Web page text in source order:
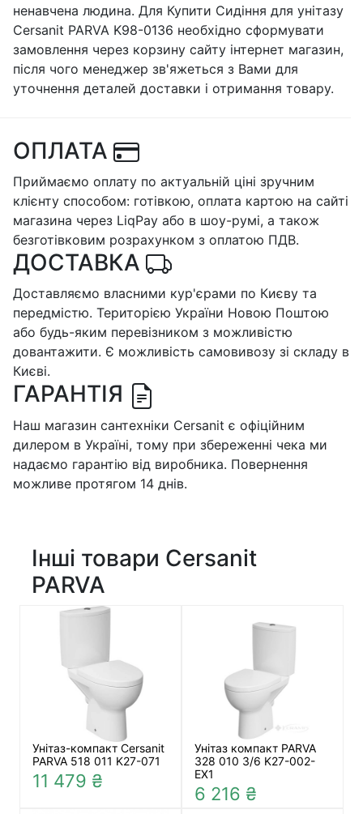
ненавчена людина. Для Купити Сидіння для унітазу
Cersanit PARVA K98-0136 необхідно сформувати
замовлення через корзину сайту інтернет магазин,
після чого менеджер зв'яжеться з Вами для
уточнення деталей доставки і отримання товару.
ОПЛАТА
Приймаємо оплату по актуальній ціні зручним
клієнту способом: готівкою, оплата картою на сайті
магазина через LiqPay або в шоу-румі, а також
безготівковим розрахунком з оплатою ПДВ.
ДОСТАВКА
Доставляємо власними кур'єрами по Києву та
передмістю. Територією України Новою Поштою
або будь-яким перевізником з можливістю
довантажити. Є можливість самовивозу зі складу в
Києві.
ГАРАНТІЯ
Наш магазин сантехніки Cersanit є офіційним
дилером в Україні, тому при збереженні чека ми
надаємо гарантію від виробника. Повернення
можливе протягом 14 днів.
Інші товари Cersanit
PARVA
Унітаз-компакт Cersanit
PARVA 518 011 K27-071
11 479 ₴
Унітаз компакт PARVA
328 010 3/6 K27-002-
EX1
6 216 ₴